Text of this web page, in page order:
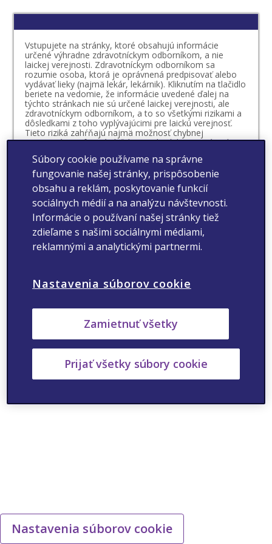
Vstupujete na stránky, ktoré obsahujú informácie
určené výhradne zdravotníckym odborníkom, a nie
laickej verejnosti. Zdravotníckym odborníkom sa
rozumie osoba, ktorá je oprávnená predpisovať alebo
vydávať lieky (najmä lekár, lekárnik). Kliknutím na tlačidlo
beriete na vedomie, že informácie uvedené ďalej na
týchto stránkach nie sú určené laickej verejnosti, ale
zdravotníckym odborníkom, a to so všetkými rizikami a
dôsledkami z toho vyplývajúcimi pre laickú verejnosť.
Tieto riziká zahŕňajú najmä možnosť chybnej
interpretácie informácií ďalej uvedených, nesprávneho
úsudku, čo sa týka vlastného zdravotného stavu či
možnosti vzniku mylnej preferencie vo vzťahu k
určitému lieku. Beriete na vedomie, že o vhodnosti
prípadnej liečby určitým liekom, ktorého výdaj je viazaný
na lekársky predpis, rozhoduje váš lekár v spolupráci s
vami. O vhodnosti liečby liekom, ktorého výdaj nie je
viazaný na lekársky predpis, by ste sa mali vždy poradiť
s vaším lekárom alebo lekárnikom.
Vyhlasujem, že som sa oboznámil/-a s definíciou
zdravotníckeho odborníka
Nastavenia súborov cookie
Súbory cookie používame na správne
fungovanie našej stránky, prispôsobenie
obsahu a reklám, poskytovanie funkcií
sociálnych médií a na analýzu návštevnosti.
Informácie o používaní našej stránky tiež
zdieľame s našimi sociálnymi médiami,
reklamnými a analytickými partnermi.
Nastavenia súborov cookie
Zamietnuť všetky
Prijať všetky súbory cookie